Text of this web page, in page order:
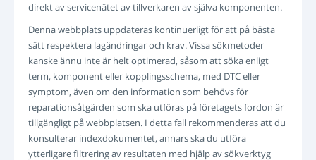
direkt av servicenätet av tillverkaren av själva komponenten.
Denna webbplats uppdateras kontinuerligt för att på bästa
sätt respektera lagändringar och krav. Vissa sökmetoder
kanske ännu inte är helt optimerad, såsom att söka enligt
term, komponent eller kopplingsschema, med DTC eller
symptom, även om den information som behövs för
reparationsåtgärden som ska utföras på företagets fordon är
tillgängligt på webbplatsen. I detta fall rekommenderas att du
konsulterar indexdokumentet, annars ska du utföra
ytterligare filtrering av resultaten med hjälp av sökverktyg